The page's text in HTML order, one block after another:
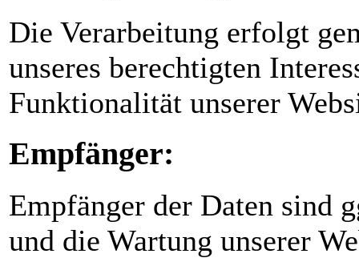
Die Verarbeitung erfolgt
unseres berechtigten
Funktionalität unserer
Empfänger:
Empfänger der Daten sind
und die Wartung unserer